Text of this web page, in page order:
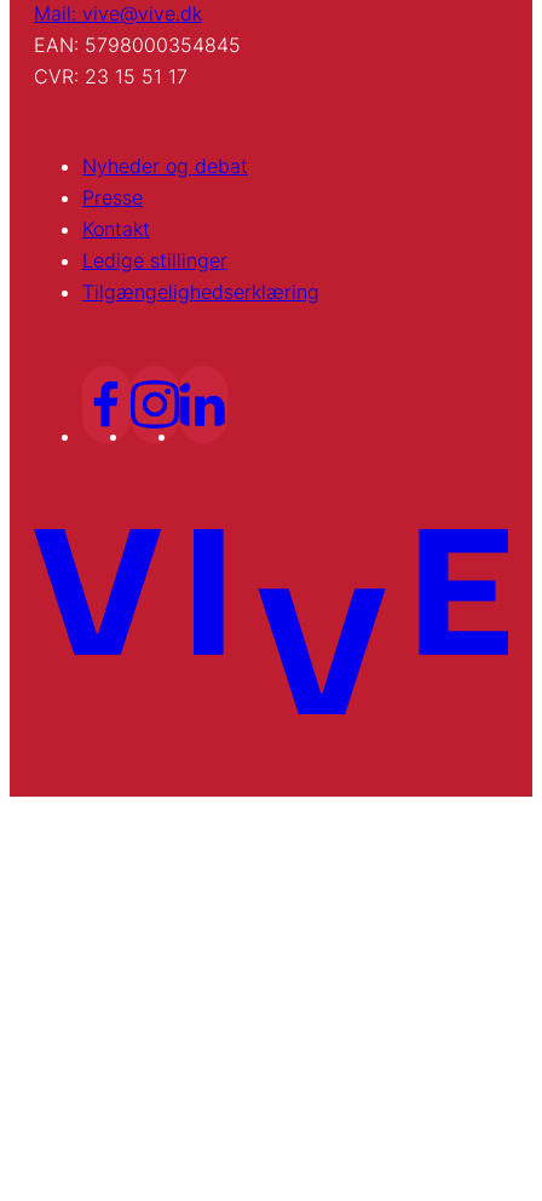
Mail: vive@vive.dk
EAN: 5798000354845
CVR: 23 15 51 17
Nyheder og debat
Presse
Kontakt
Ledige stillinger
Tilgængelighedserklæring